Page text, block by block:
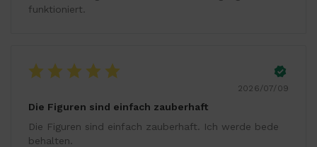
funktioniert.
2026/07/09
Die Figuren sind einfach zauberhaft
Die Figuren sind einfach zauberhaft. Ich werde bede
behalten.